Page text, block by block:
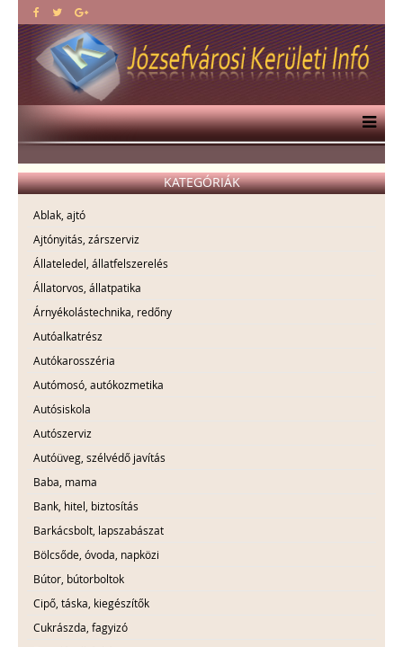
KATEGÓRIÁK
Ablak, ajtó
Ajtónyitás, zárszerviz
Állateledel, állatfelszerelés
Állatorvos, állatpatika
Árnyékolástechnika, redőny
Autóalkatrész
Autókarosszéria
Autómosó, autókozmetika
Autósiskola
Autószerviz
Autóüveg, szélvédő javítás
Baba, mama
Bank, hitel, biztosítás
Barkácsbolt, lapszabászat
Bölcsőde, óvoda, napközi
Bútor, bútorboltok
Cipő, táska, kiegészítők
Cukrászda, fagyizó